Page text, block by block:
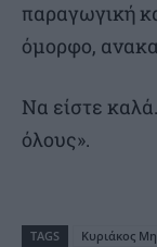
παραγωγική
όμορφο,
Να είστε
όλους».
TAGS Κυριάκος